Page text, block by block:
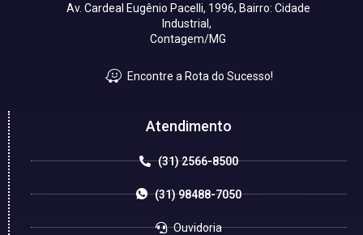
Av. Cardeal Eugênio Pacelli, 1996, Bairro: Cidade
Industrial,
Contagem/MG
Encontre a Rota do Sucesso!
Atendimento
(31) 2566-8500
(31) 98488-7050
Ouvidoria